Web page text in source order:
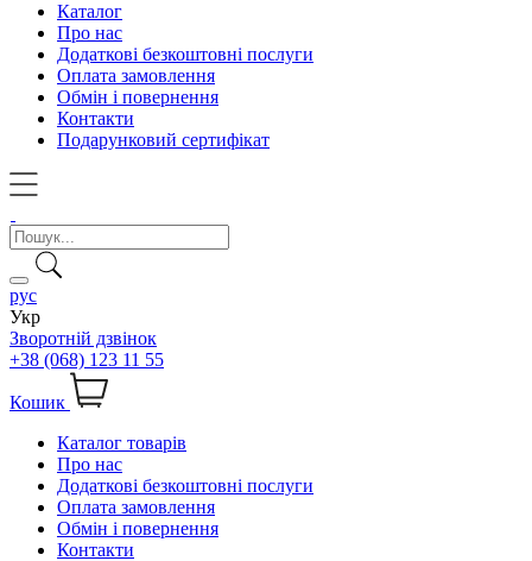
Каталог
Про нас
Додаткові безкоштовні послуги
Оплата замовлення
Обмін і повернення
Контакти
Подарунковий сертифікат
рус
Укр
Зворотній дзвінок
+38 (068) 123 11 55
Кошик
Каталог товарів
Про нас
Додаткові безкоштовні послуги
Оплата замовлення
Обмін і повернення
Контакти